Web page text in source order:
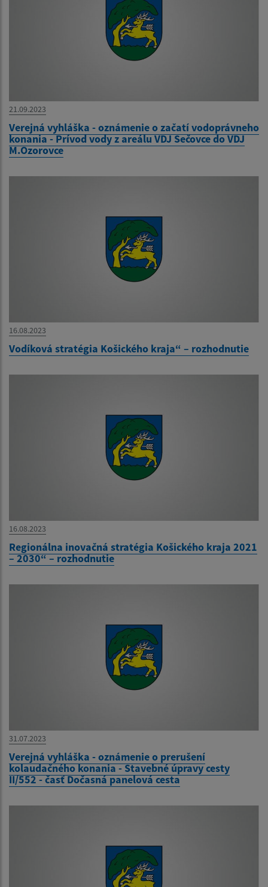
21.09.2023
Verejná vyhláška - oznámenie o začatí vodoprávneho
konania - Prívod vody z areálu VDJ Sečovce do VDJ
M.Ozorovce
16.08.2023
Vodíková stratégia Košického kraja“ – rozhodnutie
16.08.2023
Regionálna inovačná stratégia Košického kraja 2021
– 2030“ – rozhodnutie
31.07.2023
Verejná vyhláška - oznámenie o prerušení
kolaudačného konania - Stavebné úpravy cesty
II/552 - časť Dočasná panelová cesta